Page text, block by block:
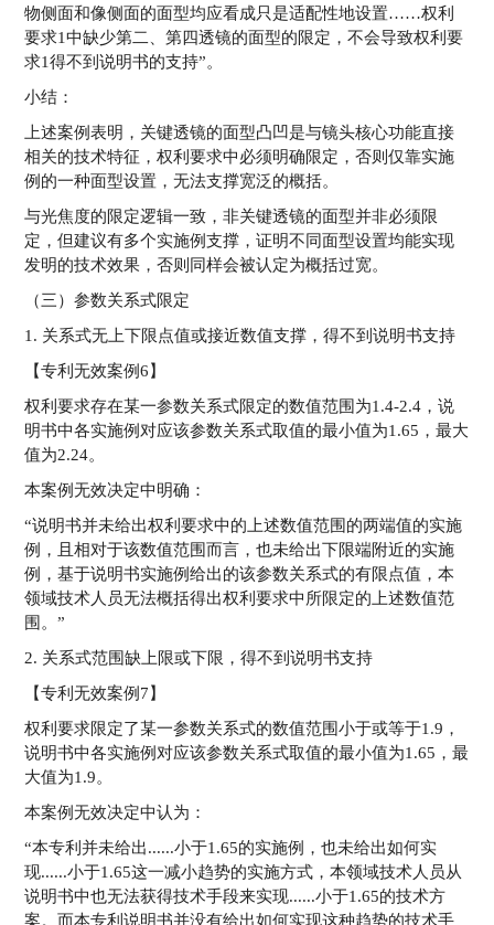
物侧面和像侧面的面型均应看成只是适配性地设置……权利
要求1中缺少第二、第四透镜的面型的限定，不会导致权利要
求1得不到说明书的支持”。
小结：
上述案例表明，关键透镜的面型凸凹是与镜头核心功能直接
相关的技术特征，权利要求中必须明确限定，否则仅靠实施
例的一种面型设置，无法支撑宽泛的概括。
与光焦度的限定逻辑一致，非关键透镜的面型并非必须限
定，但建议有多个实施例支撑，证明不同面型设置均能实现
发明的技术效果，否则同样会被认定为概括过宽。
（三）参数关系式限定
1. 关系式无上下限点值或接近数值支撑，得不到说明书支持
【专利无效案例6】
权利要求存在某一参数关系式限定的数值范围为1.4-2.4，说
明书中各实施例对应该参数关系式取值的最小值为1.65，最大
值为2.24。
本案例无效决定中明确：
“说明书并未给出权利要求中的上述数值范围的两端值的实施
例，且相对于该数值范围而言，也未给出下限端附近的实施
例，基于说明书实施例给出的该参数关系式的有限点值，本
领域技术人员无法概括得出权利要求中所限定的上述数值范
围。”
2. 关系式范围缺上限或下限，得不到说明书支持
【专利无效案例7】
权利要求限定了某一参数关系式的数值范围小于或等于1.9，
说明书中各实施例对应该参数关系式取值的最小值为1.65，最
大值为1.9。
本案例无效决定中认为：
“本专利并未给出......小于1.65的实施例，也未给出如何实
现......小于1.65这一减小趋势的实施方式，本领域技术人员从
说明书中也无法获得技术手段来实现......小于1.65的技术方
案。而本专利说明书并没有给出如何实现这种趋势的技术手